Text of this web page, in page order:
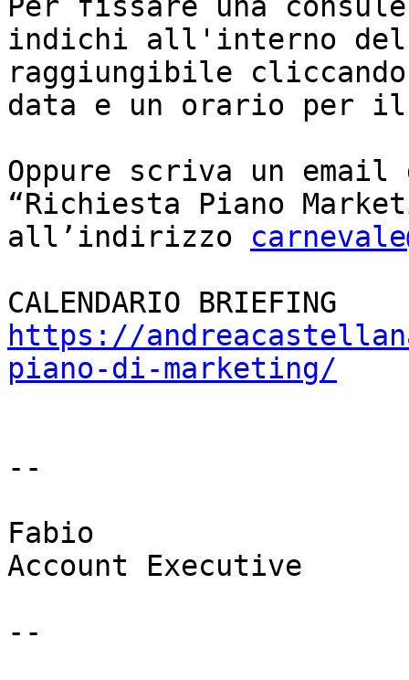
Per fissare una
indichi all'interno del
raggiungibile
data e un orario per
Oppure scriva un
“Richiesta Piano
all’indirizzo
https://
piano-di-marketing/
--
Fabio
Account Executive
--